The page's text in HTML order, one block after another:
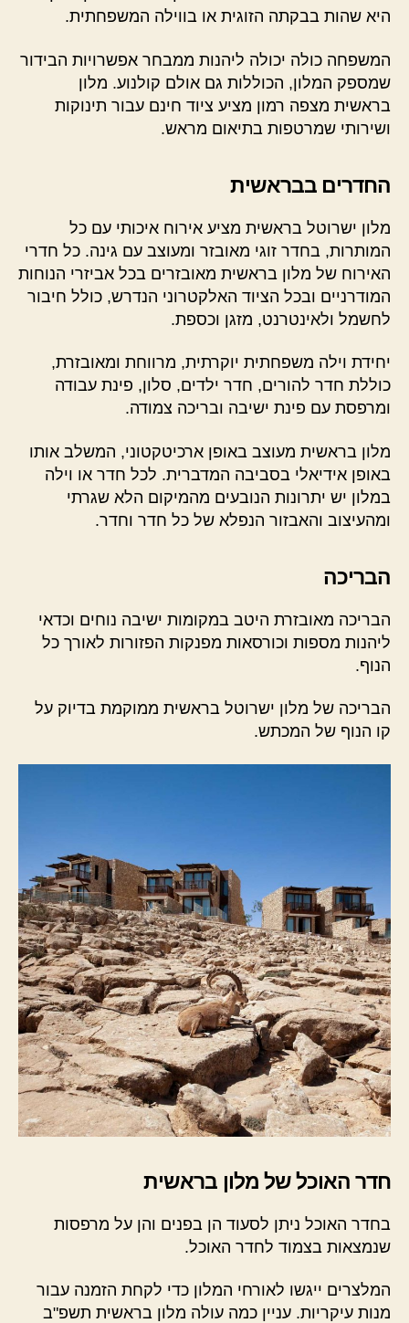
היא שהות בבקתה הזוגית או בווילה המשפחתית.
המשפחה כולה יכולה ליהנות ממבחר אפשרויות הבידור
שמספק המלון, הכוללות גם אולם קולנוע. מלון
בראשית מצפה רמון מציע ציוד חינם עבור תינוקות
ושירותי שמרטפות בתיאום מראש.
החדרים בבראשית
מלון ישרוטל בראשית מציע אירוח איכותי עם כל
המותרות, בחדר זוגי מאובזר ומעוצב עם גינה. כל חדרי
האירוח של מלון בראשית מאובזרים בכל אביזרי הנוחות
המודרניים ובכל הציוד האלקטרוני הנדרש, כולל חיבור
לחשמל ולאינטרנט, מזגן וכספת.
יחידת וילה משפחתית יוקרתית, מרווחת ומאובזרת,
כוללת חדר להורים, חדר ילדים, סלון, פינת עבודה
ומרפסת עם פינת ישיבה ובריכה צמודה.
מלון בראשית מעוצב באופן ארכיטקטוני, המשלב אותו
באופן אידיאלי בסביבה המדברית. לכל חדר או וילה
במלון יש יתרונות הנובעים מהמיקום הלא שגרתי
ומהעיצוב והאבזור הנפלא של כל חדר וחדר.
הבריכה
הבריכה מאובזרת היטב במקומות ישיבה נוחים וכדאי
ליהנות מספות וכורסאות מפנקות הפזורות לאורך כל
הנוף.
הבריכה של מלון ישרוטל בראשית ממוקמת בדיוק על
קו הנוף של המכתש.
חדר האוכל של מלון בראשית
בחדר האוכל ניתן לסעוד הן בפנים והן על מרפסות
שנמצאות בצמוד לחדר האוכל.
המלצרים ייגשו לאורחי המלון כדי לקחת הזמנה עבור
מנות עיקריות. עניין כמה עולה מלון בראשית תשפ"ב